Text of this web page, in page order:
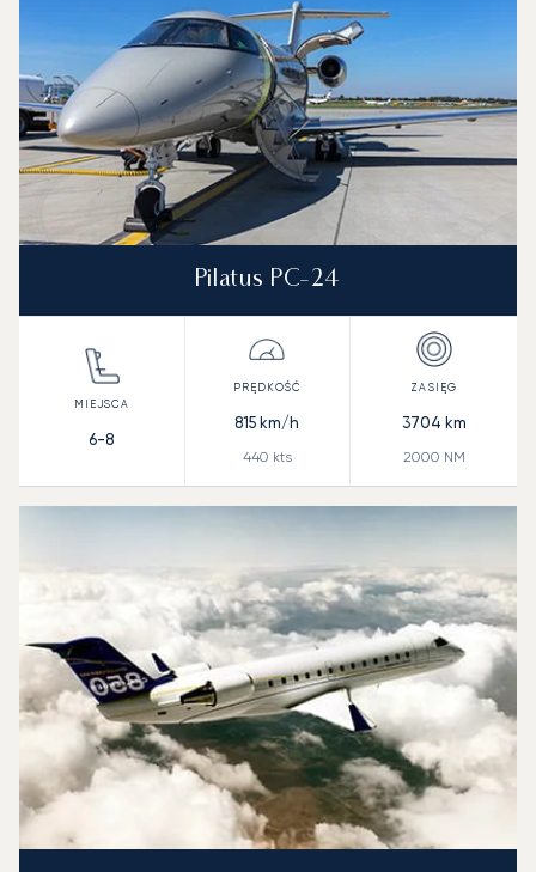
Pilatus PC-24
6-8
815 km/h
440 kts
3704 km
2000 NM